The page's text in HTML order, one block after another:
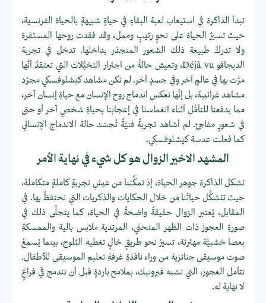
تبدأ الذاكرة في استيعاب لعبة البقاءِ في حياةٍ شبيهةٍ بالحياة الفرنسية،
حيث تسيرُ الحياة على نحوٍ رتيبٍ وممل، وقد فقدت روحها المستقرة
ولا تدركُ طبيعة ذلك الشعور المتجذر بداخلها. تدخل في تجربة
الديجافو Déjà vu، وتعيش حالةً من اجترار التخيُّلات التي تعتقدُ أنَّها
مرَّت بها في عالمٍ آخر وفي جسدٍ آخر. لم تكن مشاهد كيشلوفسكي مجرَّد
مشاهد غرائبية، بل إنَّها تعكس اندماج روح الإنسان مع حياةِ إنسان آخر،
مما يدفعنا للتأمُّل أثناء انغماسنا في إعجابنا بحياةِ شخصٍ آخر أو حتى
في شعورٍ مفاجئ. لم أشاهد تجربةً فنيَّةً تُجسّد حالة الاندماج الإنساني
كما فعلت عدسة كيشلوفسكي.
المشهد الاخير الزوال هو كل شيء في نهاية الأمر
تشكل الذاكرة جوهر الحياة، إذ تمكِّننا من عيشِ تجربةٍ كاملةٍ متكاملة،
حيث تتشكَّل حياتُنا من خلال الحكايات والذكريات التي نحتفظُ بها. في
المقابل، يُعتبر الزوال حقيقةً واضحةً في الحياة، كما يتجلَّى ذلك في
صورةِ العجوز ذات الظهر المنحني، المرتدية ملابس بالية والممسكةِ
بعصا خشبيَّة مهترئة، تسيرُ نحو طريقٍ خالٍ تغطيه الثلوج، بينما يُسمعُ
صوت موسيقى جنائزية من وراء نافذةِ غرفةِ تعليم الموسيقى للأطفال.
تتأمل العجوز، التي تشبه فيرونيك، بملامح باردةٍ قبل أن تندمج في فراغٍ
لا نهاية له.